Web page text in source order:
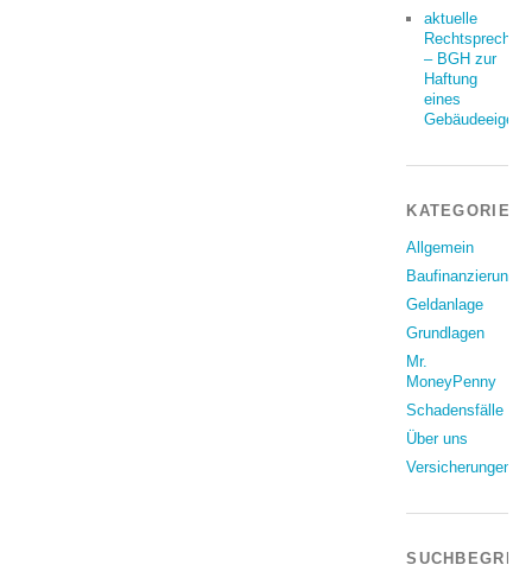
aktuelle
– BGH zur
Haftung
eines
KATEGORIEN
Allgemein
Baufinanzierung
Geldanlage
Grundlagen
Mr.
MoneyPenny
Schadensfälle
Über uns
Versicherungen